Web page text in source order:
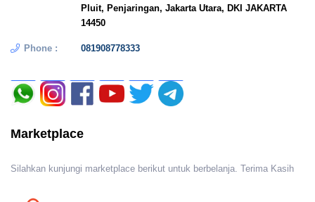
Pluit, Penjaringan, Jakarta Utara, DKI JAKARTA
14450
Phone : 081908778333
Marketplace
Silahkan kunjungi marketplace berikut untuk berbelanja. Terima Kasih